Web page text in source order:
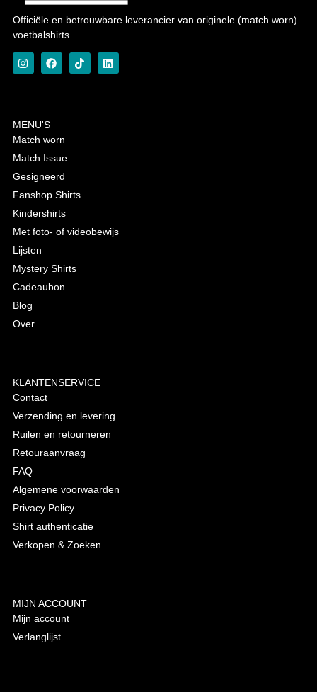
Officiële en betrouwbare leverancier van originele (match worn)
voetbalshirts.
MENU'S
Match worn
Match Issue
Gesigneerd
Fanshop Shirts
Kindershirts
Met foto- of videobewijs
Lijsten
Mystery Shirts
Cadeaubon
Blog
Over
KLANTENSERVICE
Contact
Verzending en levering
Ruilen en retourneren
Retouraanvraag
FAQ
Algemene voorwaarden
Privacy Policy
Shirt authenticatie
Verkopen & Zoeken
MIJN ACCOUNT
Mijn account
Verlanglijst